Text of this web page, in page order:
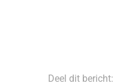
Deel dit bericht: